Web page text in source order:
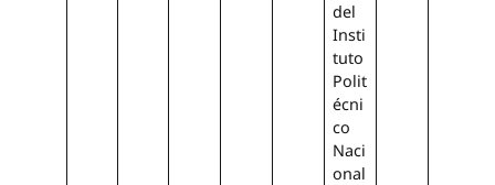
del
Insti
tuto
Polit
écni
co
Naci
onal